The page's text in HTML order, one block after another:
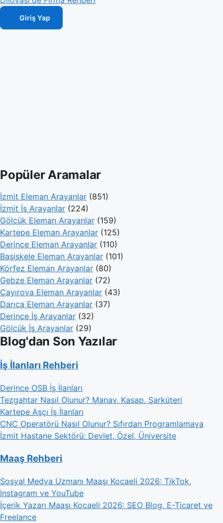
Giriş Yap
Popüler Aramalar
İzmit Eleman Arayanlar (851)
İzmit İş Arayanlar (224)
Gölcük Eleman Arayanlar (159)
Kartepe Eleman Arayanlar (125)
Derince Eleman Arayanlar (110)
Başiskele Eleman Arayanlar (101)
Körfez Eleman Arayanlar (80)
Gebze Eleman Arayanlar (72)
Çayırova Eleman Arayanlar (43)
Darıca Eleman Arayanlar (37)
Derince İş Arayanlar (32)
Gölcük İş Arayanlar (29)
Blog'dan Son Yazılar
İş İlanları Rehberi
Derince OSB İş İlanları
Tezgahtar Nasıl Olunur? Manav, Kasap, Şarküteri
Kartepe Aşçı İş İlanları
CNC Operatörü Nasıl Olunur? Sıfırdan Programlamaya
İzmit Hastane Sektörü: Devlet, Özel, Üniversite
Maaş Rehberi
Sosyal Medya Uzmanı Maaşı Kocaeli 2026: TikTok,
Instagram ve YouTube
İçerik Yazarı Maaşı Kocaeli 2026: SEO Blog, E-Ticaret ve
Freelance